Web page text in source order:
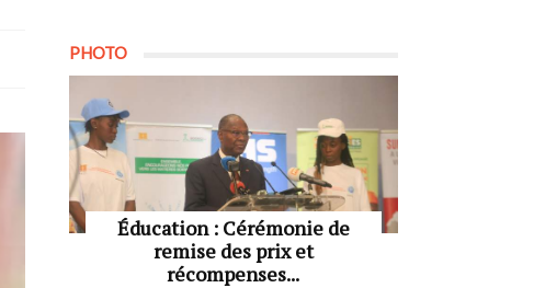
PHOTO
Éducation : Cérémonie de
remise des prix et
récompenses...